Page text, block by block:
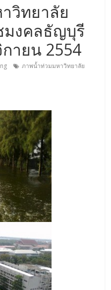
วิทยาลัย
มงคลธัญบุรี
ายน 2554
ภาพน้ำท่วมมหาวิทยาลัย